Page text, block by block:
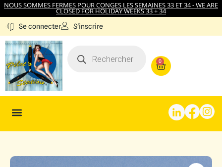
NOUS SOMMES FERMES POUR CONGES LES SEMAINES 33 ET 34 - WE ARE
CLOSED FOR HOLIDAY WEEKS 33 + 34
Se connecter S'inscrire
0